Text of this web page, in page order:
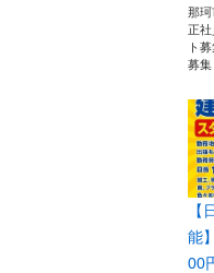
那珂
正社
ト
募集
【
能
00